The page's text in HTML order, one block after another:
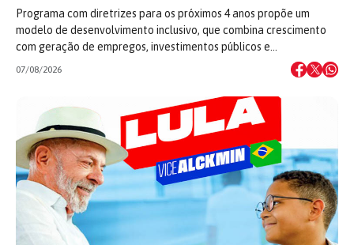
Programa com diretrizes para os próximos 4 anos propõe um
modelo de desenvolvimento inclusivo, que combina crescimento
com geração de empregos, investimentos públicos e…
07/08/2026